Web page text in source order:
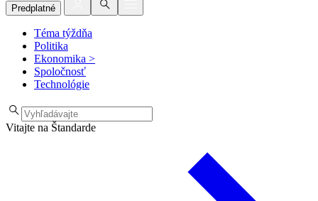
Predplatné
Téma týždňa
Politika
Ekonomika >
Spoločnosť
Technológie
Vitajte na Štandarde